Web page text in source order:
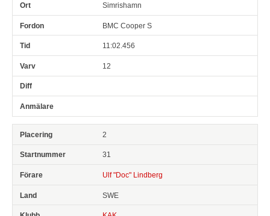
Simrishamn
BMC Cooper S
11:02.456
12
2
31
Ulf "Doc" Lindberg
SWE